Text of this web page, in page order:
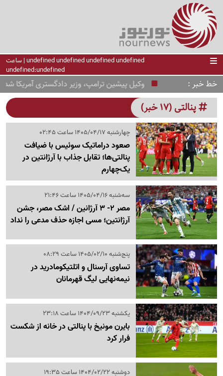
undefined undefined undefined undefined | ساعت
undefined:undefined
خط خبر وکیل پیشین ترامپ، وزیر دادگستری آمریکا شد!
پنالتی (17 خبر)
چهارشنبه 1405/04/17 ساعت 02:45
صعود دراماتیک سوئیس با ضیافت
پنالتی‌ها؛ تقابل جذاب با آرژانتین در
یک‌چهارم
سه‌شنبه 1405/04/16 ساعت 21:46
مصر 2- 3 آرژانین / اشک مصر، جشن
آرژانتین؛ مسی اجازه حذف مدعی را نداد
پنج‌شنبه 1405/02/10 ساعت 08:29
تساوی آرسنال و اتلتیکومادرید در
نیمه‌نهایی لیگ قهرمانان
یکشنبه 1404/09/23 ساعت 23:18
بایرن مونیخ با پنالتی در خانه از شکست
فرار کرد
دوشنبه 1404/02/22 ساعت 19:35